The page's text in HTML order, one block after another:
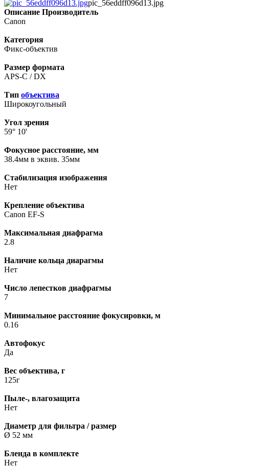
pic_56eddff096d13.jpg
Описание Производитель
Canon
Категория
Фикс-объектив
Размер формата
APS-C / DX
Тип объектива
Широкоугольный
Угол зрения
59° 10'
Фокусное расстояние, мм
38.4мм в эквив. 35мм
Стабилизация изображения
Нет
Крепление объектива
Canon EF-S
Максимальная диафрагма
2.8
Наличие кольца диарагмы
Нет
Число лепестков диафрагмы
7
Минимальное расстояние фокусировки, м
0.16
Автофокус
Да
Вес объектива, г
125г
Пыле-, влагозащита
Нет
Диаметр для фильтра / размер
Ø 52 мм
Бленда в комплекте
Нет